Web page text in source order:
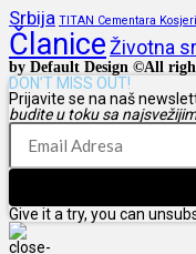
Srbija TITAN Cementara
Članice Životna
by Default Design ©All
DON’T MISS OUT!
Prijavite se na naš
budite u toku sa
Give it a try, you can